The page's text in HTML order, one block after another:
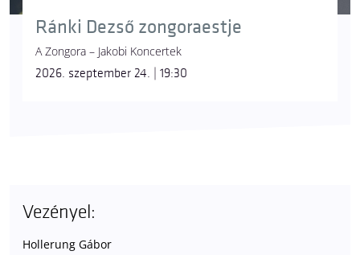
Ránki Dezső zongoraestje
A Zongora – Jakobi Koncertek
2026. szeptember 24. | 19:30
Vezényel:
Hollerung Gábor